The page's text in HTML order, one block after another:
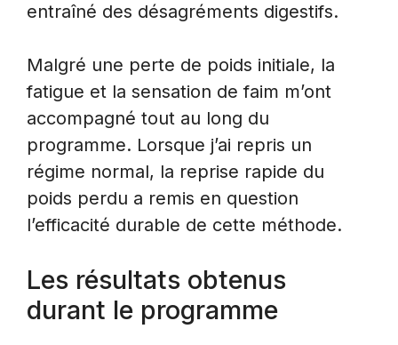
entraîné des désagréments digestifs.
Malgré une perte de poids initiale, la
fatigue et la sensation de faim m’ont
accompagné tout au long du
programme. Lorsque j’ai repris un
régime normal, la reprise rapide du
poids perdu a remis en question
l’efficacité durable de cette méthode.
Les résultats obtenus
durant le programme